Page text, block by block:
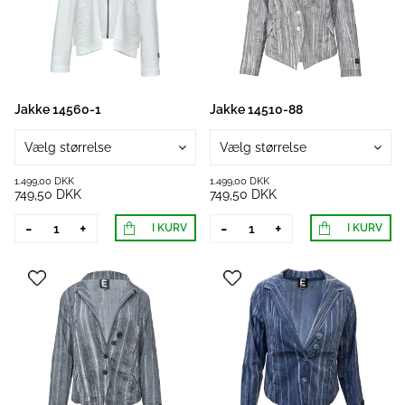
Jakke 14560-1
Vælg størrelse
1.499,00 DKK
749,50 DKK
- + I KURV
Jakke 14510-88
Vælg størrelse
1.499,00 DKK
749,50 DKK
- + I KURV